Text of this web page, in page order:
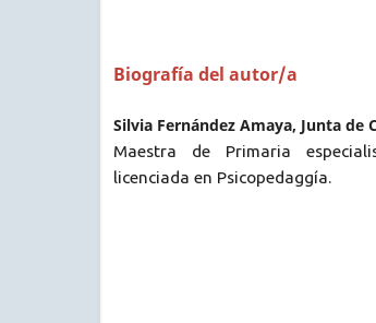
Biografía del autor/a
Silvia Fernández Amaya, Junta de
Maestra de Primaria
licenciada en Psicopedaggía.